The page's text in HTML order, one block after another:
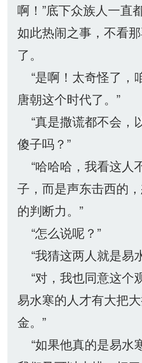
啊！”底下众族人一直
如此热闹之事，不看
了。
“是啊！太奇怪了，
唐朝这个时代了。”
“真是撒谎都不会，
傻子吗？”
“哈哈哈，我看这人
子，而是声东击西的
的判断力。”
“怎么说呢？”
“我猜这两人就是易
“对，我也同意这个
易水寒的人才有大把
金。”
“如果他真的是易水